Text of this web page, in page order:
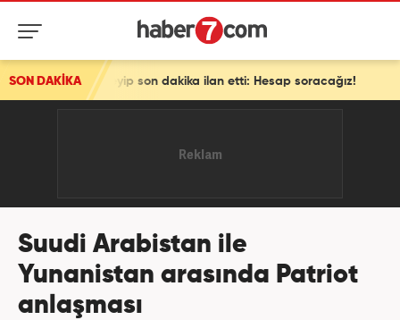
SON DAKİKA
son dakika ilan etti: Hesap soracağız!
Suudi Arabistan ile
Yunanistan arasında Patriot
anlaşması